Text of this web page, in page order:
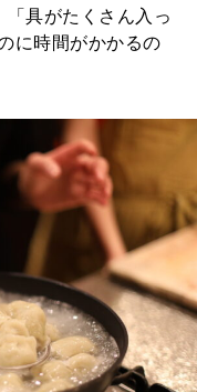
具がたくさん入っ
に時間がかかるの